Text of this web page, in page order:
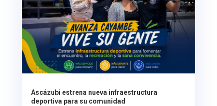
Ascázubi estrena nueva infraestructura
deportiva para su comunidad